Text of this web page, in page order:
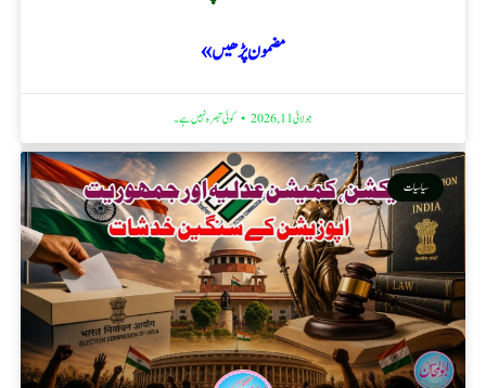
مضمون پڑھیں »
جولائی 11, 2026 کوئی تبصرہ نہیں ہے۔
سیاسیات